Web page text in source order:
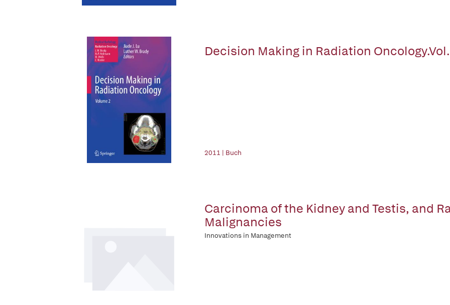
Decision Making in Radiation
2011 | Buch
Carcinoma of the Kidney and Testis, and
Malignancies
Innovations in Management